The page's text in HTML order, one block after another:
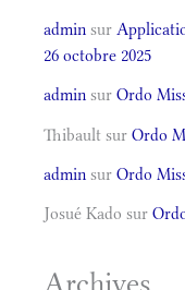
admin sur
26 octobre 2025
admin sur Ordo
Thibault sur Ordo
admin sur Ordo
Josué Kado sur